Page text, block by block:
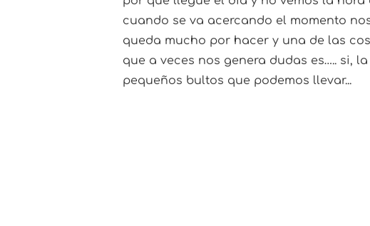
cuando se va acercando el momento
queda mucho por hacer y una de las
que a veces nos genera dudas es….. si,
pequeños bultos que podemos llevar...